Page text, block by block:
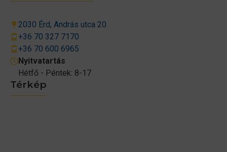
Térkép
2030 Érd, András utca 20.
+36 70 327 7170
+36 70 600 6965
Nyitvatartás
Hétfő - Péntek: 8-17